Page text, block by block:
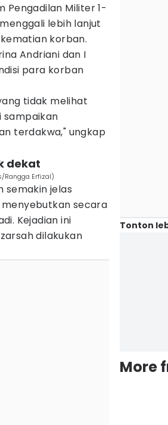
Pengadilan Militer 1-
lebih lanjut
korban.
Andriani dan I
para korban
tidak melihat
sampaikan
terdakwa," ungkap
dekat
Rangga Erfizal)
semakin jelas
secara
Kejadian ini
dilakukan
Tonton
More